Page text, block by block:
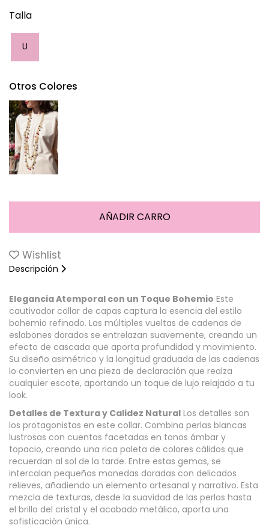
Talla
U
Otros Colores
Wishlist
Descripción
Elegancia Atemporal con un Toque Bohemio Este
cautivador collar de capas captura la esencia del estilo
bohemio refinado. Las múltiples vueltas de cadenas de
eslabones dorados se entrelazan suavemente, creando un
efecto de cascada que aporta profundidad y movimiento.
Su diseño asimétrico y la longitud graduada de las cadenas
lo convierten en una pieza de declaración que realza
cualquier escote, aportando un toque de lujo relajado a tu
look.
Detalles de Textura y Calidez Natural Los detalles son
los protagonistas en este collar. Combina perlas blancas
lustrosas con cuentas facetadas en tonos ámbar y
topacio, creando una rica paleta de colores cálidos que
recuerdan al sol de la tarde. Entre estas gemas, se
intercalan pequeñas monedas doradas con delicados
relieves, añadiendo un elemento artesanal y narrativo. Esta
mezcla de texturas, desde la suavidad de las perlas hasta
el brillo del cristal y el acabado metálico, aporta una
sofisticación única.